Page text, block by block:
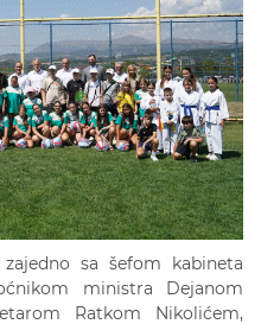
sa šefom kabineta
ministra Dejanom
Ratkom Nikolićem,